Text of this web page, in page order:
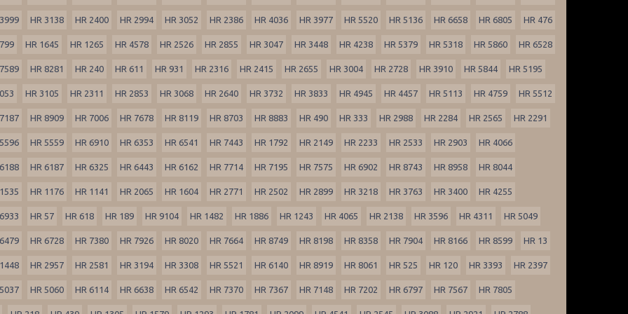
HR 3138 HR 2400 HR 2994 HR 3052 HR 2386 HR 4036 HR 3977 HR 5520 HR 5136 HR 6658 HR 6805 HR 476
HR 1645 HR 1265 HR 4578 HR 2526 HR 2855 HR 3047 HR 3448 HR 4238 HR 5379 HR 5318 HR 5860 HR 6528
HR 8281 HR 240 HR 611 HR 931 HR 2316 HR 2415 HR 2655 HR 3004 HR 2728 HR 3910 HR 5844 HR 5195
HR 3105 HR 2311 HR 2853 HR 3068 HR 2640 HR 3732 HR 3833 HR 4945 HR 4457 HR 5113 HR 4759 HR 5512
HR 8909 HR 7006 HR 7678 HR 8119 HR 8703 HR 8883 HR 490 HR 333 HR 2988 HR 2284 HR 2565 HR 2291
HR 5559 HR 6910 HR 6353 HR 6541 HR 7443 HR 1792 HR 2149 HR 2233 HR 2533 HR 2903 HR 4066
HR 6187 HR 6325 HR 6443 HR 6162 HR 7714 HR 7195 HR 7575 HR 6902 HR 8743 HR 8958 HR 8044
HR 1176 HR 1141 HR 2065 HR 1604 HR 2771 HR 2502 HR 2899 HR 3218 HR 3763 HR 3400 HR 4255
HR 57 HR 618 HR 189 HR 9104 HR 1482 HR 1886 HR 1243 HR 4065 HR 2138 HR 3596 HR 4311 HR 5049
HR 6728 HR 7380 HR 7926 HR 8020 HR 7664 HR 8749 HR 8198 HR 8358 HR 7904 HR 8166 HR 8599 HR 13
HR 2957 HR 2581 HR 3194 HR 3308 HR 5521 HR 6140 HR 8919 HR 8061 HR 525 HR 120 HR 3393 HR 2397
HR 5060 HR 6114 HR 6638 HR 6542 HR 7370 HR 7367 HR 7148 HR 7202 HR 6797 HR 7567 HR 7805